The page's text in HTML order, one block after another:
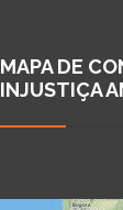
MAPA DE
INJUSTIÇA